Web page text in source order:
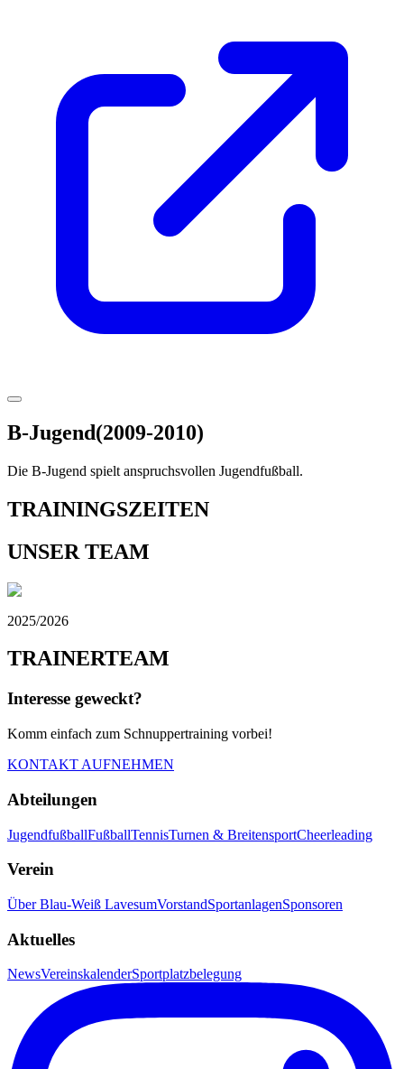
B-Jugend(2009-2010)
Die B-Jugend spielt anspruchsvollen Jugendfußball.
TRAININGSZEITEN
UNSER TEAM
2025/2026
TRAINERTEAM
Interesse geweckt?
Komm einfach zum Schnuppertraining vorbei!
KONTAKT AUFNEHMEN
Abteilungen
JugendfußballFußballTennisTurnen & BreitensportCheerleading
Verein
Über Blau-Weiß LavesumVorstandSportanlagenSponsoren
Aktuelles
NewsVereinskalenderSportplatzbelegung